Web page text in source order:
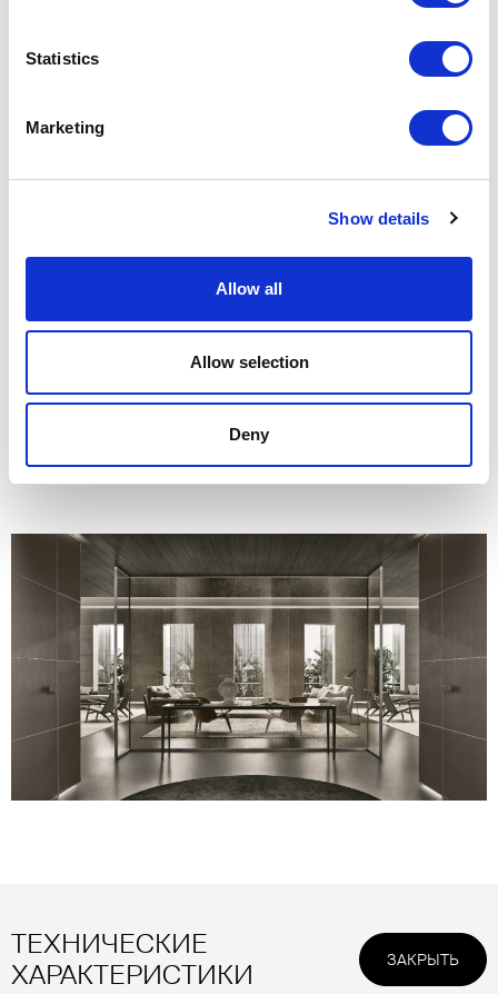
Statistics
Marketing
Show details
Allow all
Allow selection
Deny
ТЕХНИЧЕСКИЕ
ХАРАКТЕРИСТИКИ
ЗАКРЫТЬ